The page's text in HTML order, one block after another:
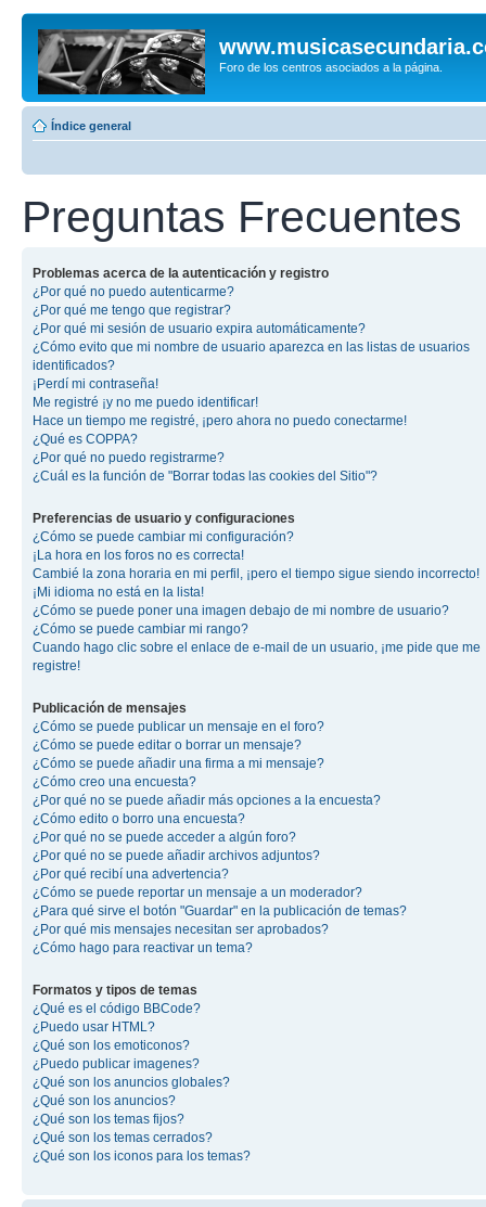
Foro de los centros asociados a la página.
Índice general
Preguntas Frecuentes
Problemas acerca de la autenticación y registro
¿Por qué no puedo autenticarme?
¿Por qué me tengo que registrar?
¿Por qué mi sesión de usuario expira automáticamente?
¿Cómo evito que mi nombre de usuario aparezca en las listas de usuarios
identificados?
¡Perdí mi contraseña!
Me registré ¡y no me puedo identificar!
Hace un tiempo me registré, ¡pero ahora no puedo conectarme!
¿Qué es COPPA?
¿Por qué no puedo registrarme?
¿Cuál es la función de "Borrar todas las cookies del Sitio"?
Preferencias de usuario y configuraciones
¿Cómo se puede cambiar mi configuración?
¡La hora en los foros no es correcta!
Cambié la zona horaria en mi perfil, ¡pero el tiempo sigue siendo incorrecto!
¡Mi idioma no está en la lista!
¿Cómo se puede poner una imagen debajo de mi nombre de usuario?
¿Cómo se puede cambiar mi rango?
Cuando hago clic sobre el enlace de e-mail de un usuario, ¡me pide que me
registre!
Publicación de mensajes
¿Cómo se puede publicar un mensaje en el foro?
¿Cómo se puede editar o borrar un mensaje?
¿Cómo se puede añadir una firma a mi mensaje?
¿Cómo creo una encuesta?
¿Por qué no se puede añadir más opciones a la encuesta?
¿Cómo edito o borro una encuesta?
¿Por qué no se puede acceder a algún foro?
¿Por qué no se puede añadir archivos adjuntos?
¿Por qué recibí una advertencia?
¿Cómo se puede reportar un mensaje a un moderador?
¿Para qué sirve el botón "Guardar" en la publicación de temas?
¿Por qué mis mensajes necesitan ser aprobados?
¿Cómo hago para reactivar un tema?
Formatos y tipos de temas
¿Qué es el código BBCode?
¿Puedo usar HTML?
¿Qué son los emoticonos?
¿Puedo publicar imagenes?
¿Qué son los anuncios globales?
¿Qué son los anuncios?
¿Qué son los temas fijos?
¿Qué son los temas cerrados?
¿Qué son los iconos para los temas?